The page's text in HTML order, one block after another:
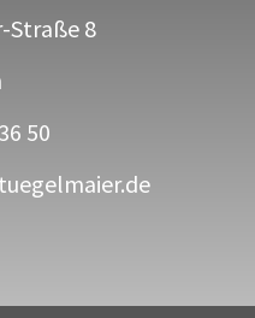
Straße 8
50